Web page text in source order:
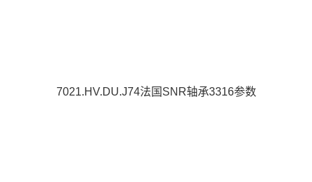
7021.HV.DU.J74法国SNR轴承3316参数